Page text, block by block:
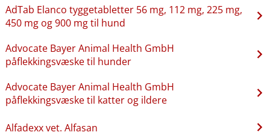
AdTab Elanco tyggetabletter 56 mg, 112 mg, 225 mg,
450 mg og 900 mg til hund
Advocate Bayer Animal Health GmbH
påflekkingsvæske til hunder
Advocate Bayer Animal Health GmbH
påflekkingsvæske til katter og ildere
Alfadexx vet. Alfasan